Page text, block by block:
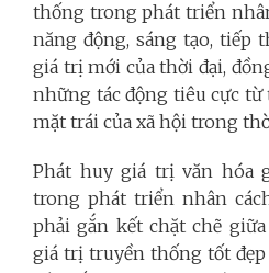
thống trong phát triển
năng động, sáng tạo, tiếp
giá trị mới của thời đại,
những tác động tiêu cực từ
mặt trái của xã hội trong
Phát huy giá trị văn hóa
trong phát triển nhân
phải gắn kết chặt chẽ
giá trị truyền thống tốt